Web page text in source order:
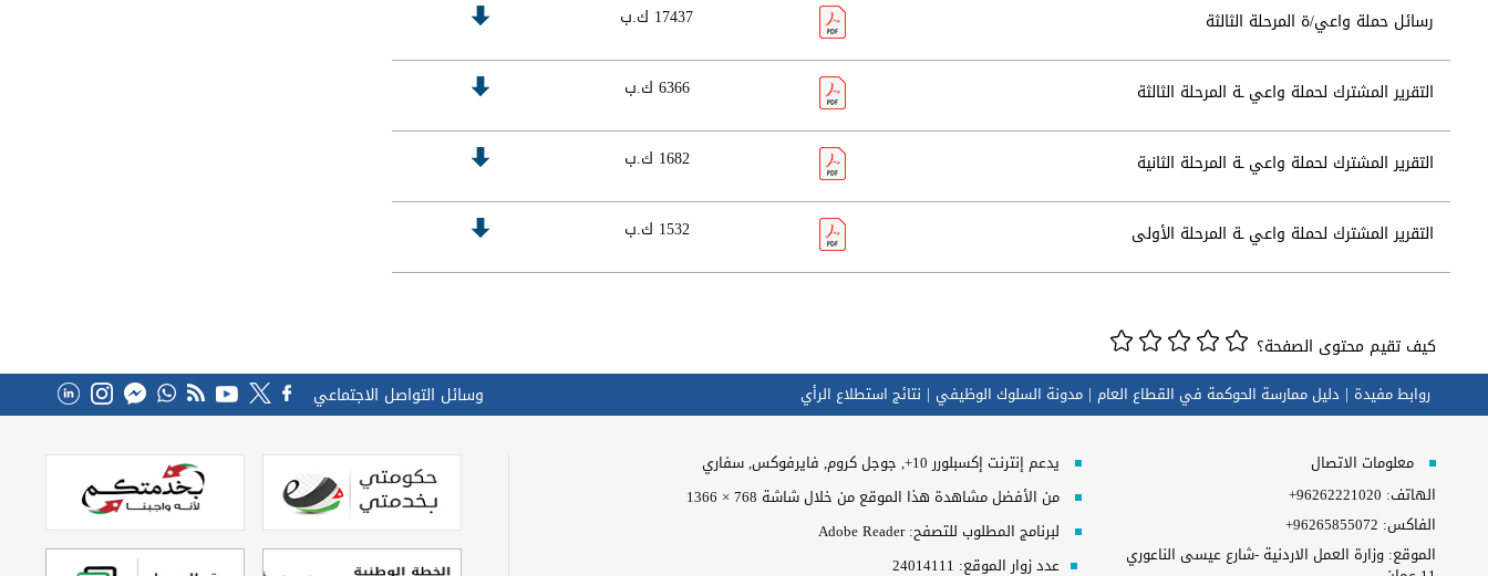
رسائل حملة واعي/ة المرحلة الثالثة 17437 ك.ب
التقرير المشترك لحملة واعي ـة المرحلة الثالثة 6366 ك.ب
التقرير المشترك لحملة واعي ـة المرحلة الثانية 1682 ك.ب
التقرير المشترك لحملة واعي ـة المرحلة الأولى 1532 ك.ب
كيف تقيم محتوى الصفحة؟
روابط مفيدة دليل ممارسة الحوكمة في القطاع العام مدونة السلوك الوظيفي نتائج استطلاع الرأي وسائل التواصل الاجتماعي
معلومات الاتصال
الهاتف: +96262221020
الفاكس: +96265855072
الموقع: وزارة العمل الاردنية -شارع عيسى الناعوري
يدعم إنترنت إكسبلورر 10+, جوجل كروم, فايرفوكس, سفاري
من الأفضل مشاهدة هذا الموقع من خلال شاشة 768 × 1366
لبرنامج المطلوب للتصفح: Adobe Reader
عدد زوار الموقع: 24014111